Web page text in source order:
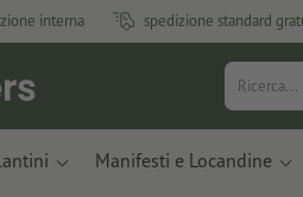
interna spedizione standard
Manifesti e Locandine